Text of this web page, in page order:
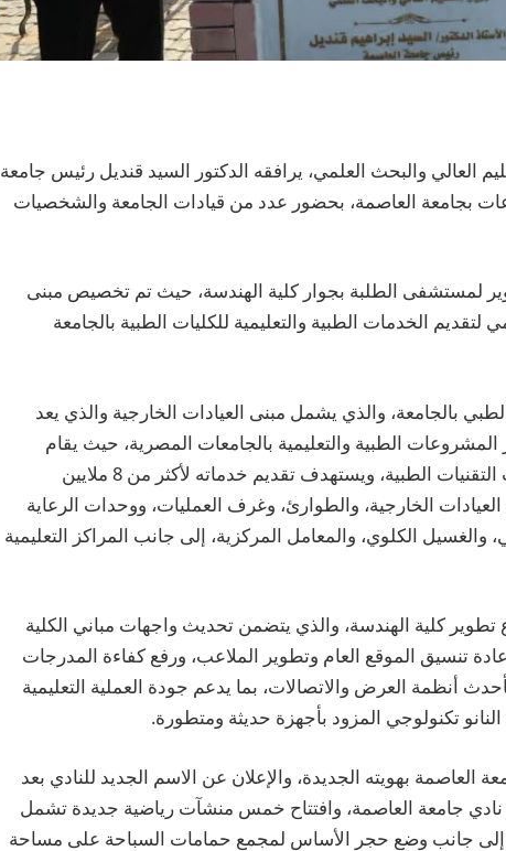
العالي والبحث العلمي، يرافقه الدكتور السيد قنديل رئيس جامعة
بجامعة العاصمة، بحضور عدد من قيادات الجامعة والشخصيات
لمستشفى الطلبة بجوار كلية الهندسة، حيث تم تخصيص مبنى
الخدمات الطبية والتعليمية للكليات الطبية بالجامعة
بالجامعة، والذي يشمل مبنى العيادات الخارجية والذي يعد
الطبية والتعليمية بالجامعات المصرية، حيث يقام
المجمع بسعة 1600 سرير ومجهز بأحدث التقنيات الطبية، ويستهدف تقديم خدماته لأكثر من 8 ملايين
الخارجية، والطوارئ، وغرف العمليات، ووحدات الرعاية
والغسيل الكلوي، والمعامل المركزية، إلى جانب المراكز التعليمية
كلية الهندسة، والذي يتضمن تحديث واجهات مباني الكلية
تنسيق الموقع العام وتطوير الملاعب، ورفع كفاءة المدرجات
أنظمة العرض والاتصالات، بما يدعم جودة العملية التعليمية
تكنولوجي المزود بأجهزة حديثة ومتطورة.
العاصمة بهويته الجديدة، والإعلان عن الاسم الجديد للنادي بعد
جامعة العاصمة، وافتتاح خمس منشآت رياضية جديدة تشمل
إلى جانب وضع حجر الأساس لمجمع حمامات السباحة على مساحة